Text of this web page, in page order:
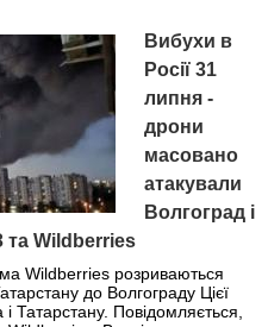
Вибухи в
Росії 31
липня -
дрони
масовано
атакували
Волгоград і
та Wildberries
Wildberries розриваються
до Волгограду Цієї
Татарстану. Повідомляється,